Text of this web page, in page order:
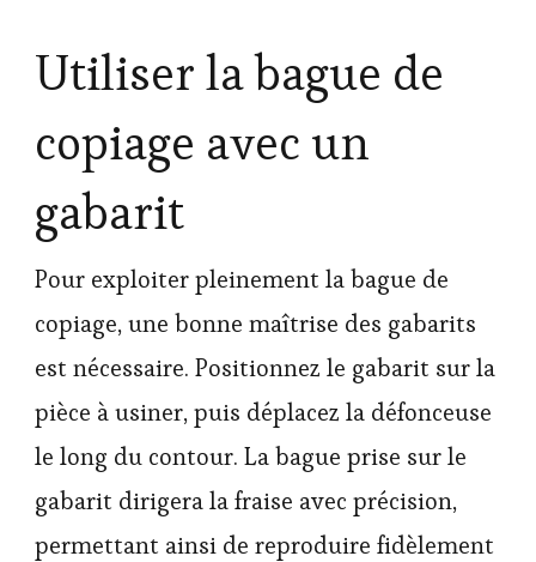
Utiliser la bague de
copiage avec un
gabarit
Pour exploiter pleinement la bague de
copiage, une bonne maîtrise des gabarits
est nécessaire. Positionnez le gabarit sur la
pièce à usiner, puis déplacez la défonceuse
le long du contour. La bague prise sur le
gabarit dirigera la fraise avec précision,
permettant ainsi de reproduire fidèlement